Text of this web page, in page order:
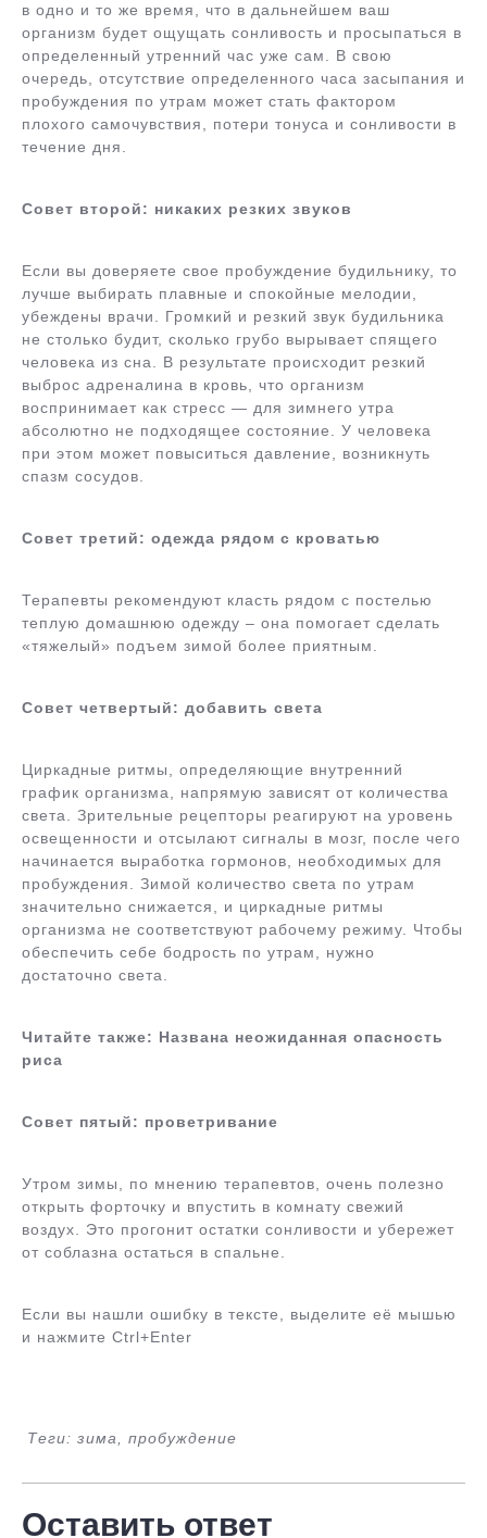
в одно и то же время, что в дальнейшем ваш
организм будет ощущать сонливость и просыпаться в
определенный утренний час уже сам. В свою
очередь, отсутствие определенного часа засыпания и
пробуждения по утрам может стать фактором
плохого самочувствия, потери тонуса и сонливости в
течение дня.
Совет второй: никаких резких звуков
Если вы доверяете свое пробуждение будильнику, то
лучше выбирать плавные и спокойные мелодии,
убеждены врачи. Громкий и резкий звук будильника
не столько будит, сколько грубо вырывает спящего
человека из сна. В результате происходит резкий
выброс адреналина в кровь, что организм
воспринимает как стресс — для зимнего утра
абсолютно не подходящее состояние. У человека
при этом может повыситься давление, возникнуть
спазм сосудов.
Совет третий: одежда рядом с кроватью
Терапевты рекомендуют класть рядом с постелью
теплую домашнюю одежду – она помогает сделать
«тяжелый» подъем зимой более приятным.
Совет четвертый: добавить света
Циркадные ритмы, определяющие внутренний
график организма, напрямую зависят от количества
света. Зрительные рецепторы реагируют на уровень
освещенности и отсылают сигналы в мозг, после чего
начинается выработка гормонов, необходимых для
пробуждения. Зимой количество света по утрам
значительно снижается, и циркадные ритмы
организма не соответствуют рабочему режиму. Чтобы
обеспечить себе бодрость по утрам, нужно
достаточно света.
Читайте также: Названа неожиданная опасность
риса
Совет пятый: проветривание
Утром зимы, по мнению терапевтов, очень полезно
открыть форточку и впустить в комнату свежий
воздух. Это прогонит остатки сонливости и убережет
от соблазна остаться в спальне.
Если вы нашли ошибку в тексте, выделите её мышью
и нажмите Ctrl+Enter
Теги: зима, пробуждение
Оставить ответ